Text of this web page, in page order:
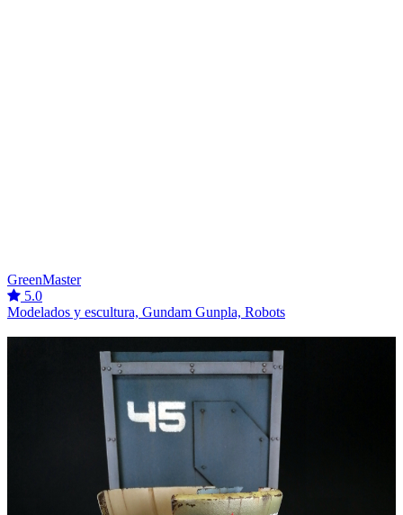
GreenMaster
5.0
Modelados y escultura, Gundam Gunpla, Robots